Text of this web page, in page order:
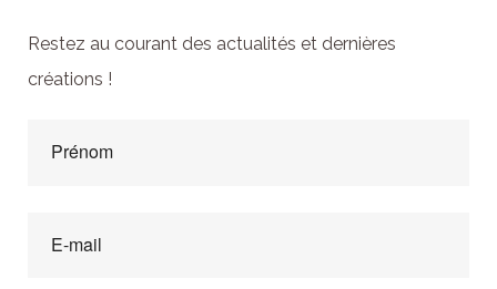
Restez au courant des actualités et dernières
créations !